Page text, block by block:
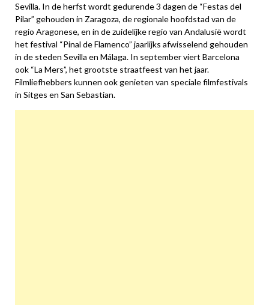
Sevilla. In de herfst wordt gedurende 3 dagen de “Festas del
Pilar” gehouden in Zaragoza, de regionale hoofdstad van de
regio Aragonese, en in de zuidelijke regio van Andalusië wordt
het festival “Pinal de Flamenco” jaarlijks afwisselend gehouden
in de steden Sevilla en Málaga. In september viert Barcelona
ook “La Mers”, het grootste straatfeest van het jaar.
Filmliefhebbers kunnen ook genieten van speciale filmfestivals
in Sitges en San Sebastian.